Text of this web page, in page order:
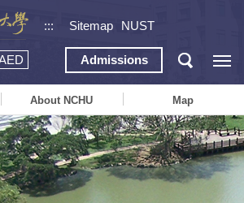
::: Sitemap NUST
Admissions
About NCHU Map